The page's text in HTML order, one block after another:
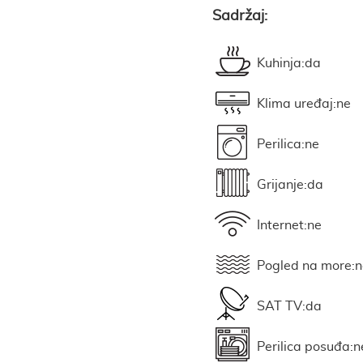
Sadržaj:
Kuhinja:da
Klima uređaj:ne
Perilica:ne
Grijanje:da
Internet:ne
Pogled na
SAT TV:da
Perilica